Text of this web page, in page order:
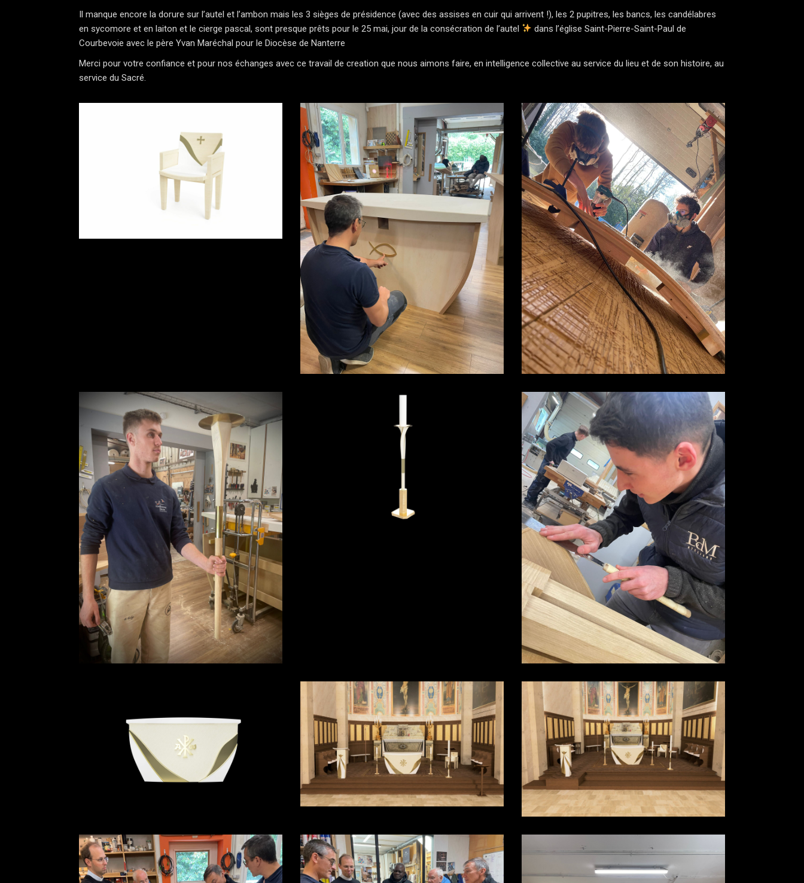
Il manque encore la dorure sur l’autel et l’ambon mais les 3 sièges de présidence (avec des assises en cuir qui arrivent !), les 2 pupitres, les bancs, les candélabres
en sycomore et en laiton et le cierge pascal, sont presque prêts pour le 25 mai, jour de la consécration de l’autel
dans l’église Saint-Pierre-Saint-Paul de
Courbevoie avec le père Yvan Maréchal pour le Diocèse de Nanterre
Merci pour votre confiance et pour nos échanges avec ce travail de creation que nous aimons faire, en intelligence collective au service du lieu et de son histoire, au
service du Sacré.